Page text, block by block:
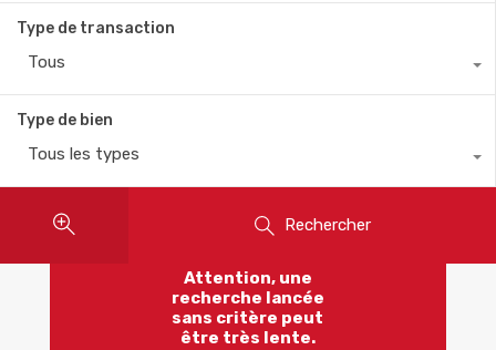
Type de transaction
Tous
Type de bien
Tous les types
Rechercher
Attention, une
recherche lancée
sans critère peut
être très lente.